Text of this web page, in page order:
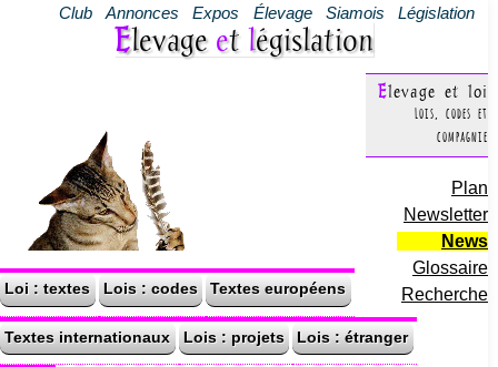
Club Annonces Expos Élevage Siamois Législation
Elevage et législation
Elevage et loi
Lois, codes et
compagnie
Plan
Newsletter
News
Glossaire
Recherche
Loi : textes Lois : codes Textes européens
Textes internationaux Lois : projets Lois : étranger